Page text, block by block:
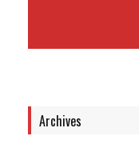
Archives